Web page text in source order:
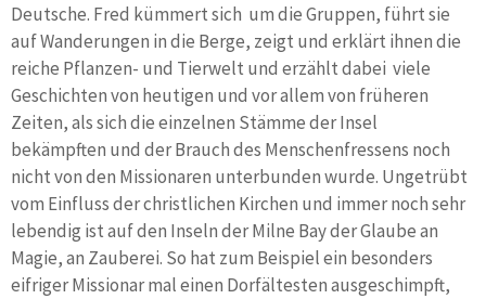
Deutsche. Fred kümmert sich um die Gruppen, führt sie
auf Wanderungen in die Berge, zeigt und erklärt ihnen die
reiche Pflanzen- und Tierwelt und erzählt dabei viele
Geschichten von heutigen und vor allem von früheren
Zeiten, als sich die einzelnen Stämme der Insel
bekämpften und der Brauch des Menschenfressens noch
nicht von den Missionaren unterbunden wurde. Ungetrübt
vom Einfluss der christlichen Kirchen und immer noch sehr
lebendig ist auf den Inseln der Milne Bay der Glaube an
Magie, an Zauberei. So hat zum Beispiel ein besonders
eifriger Missionar mal einen Dorfältesten ausgeschimpft,